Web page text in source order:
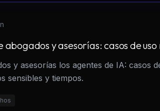
y asesorías: casos de
y asesorías los agentes de IA: casos
sensibles y tiempos.